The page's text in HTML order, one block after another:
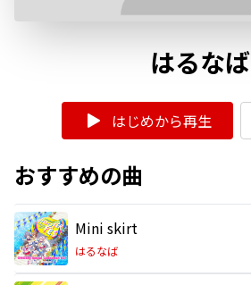
はるなば
はじめから再生
おすすめの曲
Mini skirt
はるなば